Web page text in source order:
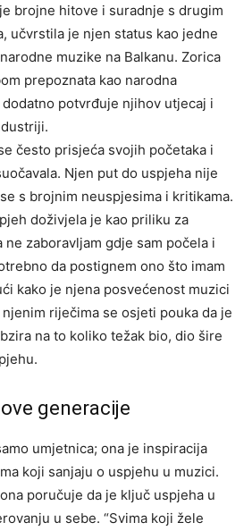
brojne hitove i suradnje s drugim
učvrstila je njen status kao jedne
muzike na Balkanu. Zorica
prepoznata kao narodna
potvrđuje njihov utjecaj i
često prisjeća svojih početaka i
Njen put do uspjeha nije
s brojnim neuspjesima i kritikama.
doživjela je kao priliku za
ne zaboravljam gdje sam počela i
da postignem ono što imam
kako je njena posvećenost muzici
riječima se osjeti pouka da je
na to koliko težak bio, dio šire
generacije
umjetnica; ona je inspiracija
koji sanjaju o uspjehu u muzici.
poručuje da je ključ uspjeha u
u sebe. “Svima koji žele